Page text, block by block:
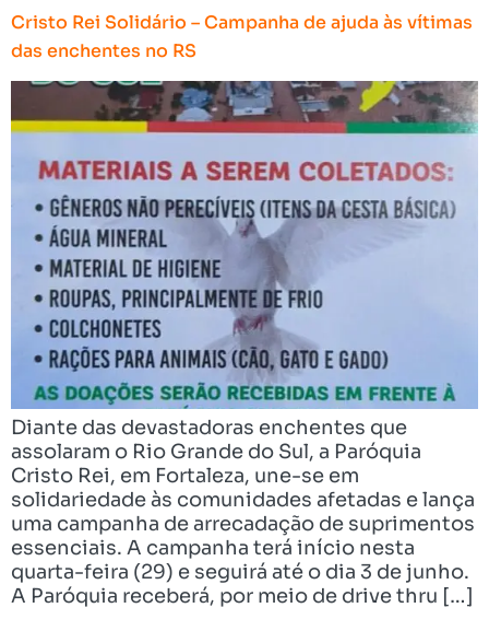
Cristo Rei Solidário – Campanha de ajuda às vítimas
das enchentes no RS
Diante das devastadoras enchentes que
assolaram o Rio Grande do Sul, a Paróquia
Cristo Rei, em Fortaleza, une-se em
solidariedade às comunidades afetadas e lança
uma campanha de arrecadação de suprimentos
essenciais. A campanha terá início nesta
quarta-feira (29) e seguirá até o dia 3 de junho.
A Paróquia receberá, por meio de drive thru […]